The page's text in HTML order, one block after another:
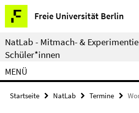
Springe
direkt
zu
Inhalt
Freie Universität Berlin
Service-
Navigation
NatLab - Mitmach- &
Schüler*innen
MENÜ
Startseite NatLab Termine